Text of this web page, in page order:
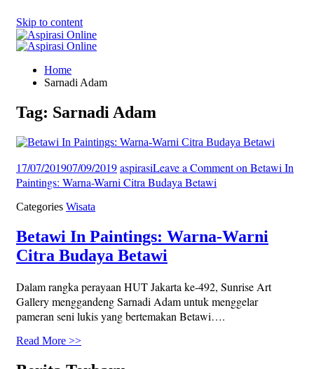
Skip to content
Home
Sarnadi Adam
Tag: Sarnadi Adam
17/07/201907/09/2019aspirasiLeave a Commenton Betawi In
Paintings: Warna-Warni Citra Budaya Betawi
Categories Wisata
Betawi In Paintings: Warna-Warni
Citra Budaya Betawi
Dalam rangka perayaan HUT Jakarta ke-492, Sunrise Art
Gallery menggandeng Sarnadi Adam untuk menggelar
pameran seni lukis yang bertemakan Betawi….
Read More >>